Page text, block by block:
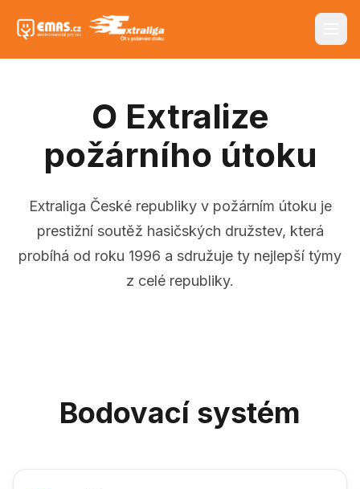
O Extralize
požárního útoku
Extraliga České republiky v požárním útoku je
prestižní soutěž hasičských družstev, která
probíhá od roku 1996 a sdružuje ty nejlepší týmy
z celé republiky.
Bodovací systém